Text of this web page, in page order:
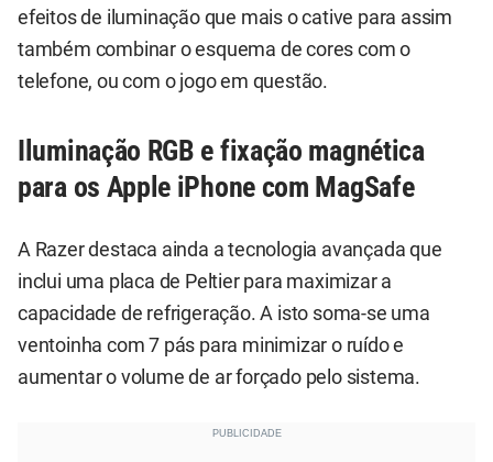
efeitos de iluminação que mais o cative para assim
também combinar o esquema de cores com o
telefone, ou com o jogo em questão.
Iluminação RGB e fixação magnética
para os Apple iPhone com MagSafe
A Razer destaca ainda a tecnologia avançada que
inclui uma placa de Peltier para maximizar a
capacidade de refrigeração. A isto soma-se uma
ventoinha com 7 pás para minimizar o ruído e
aumentar o volume de ar forçado pelo sistema.